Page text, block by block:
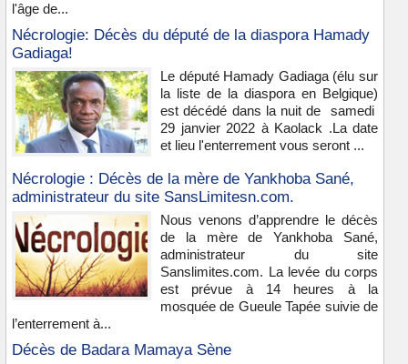
l'âge de...
Nécrologie: Décès du député de la diaspora Hamady
Gadiaga!
Le député Hamady Gadiaga (élu sur
la liste de la diaspora en Belgique)
est décédé dans la nuit de samedi
29 janvier 2022 à Kaolack .La date
et lieu l'enterrement vous seront ...
Nécrologie : Décès de la mère de Yankhoba Sané,
administrateur du site SansLimitesn.com.
Nous venons d’apprendre le décès
de la mère de Yankhoba Sané,
administrateur du site
Sanslimites.com. La levée du corps
est prévue à 14 heures à la
mosquée de Gueule Tapée suivie de
l’enterrement à...
Décès de Badara Mamaya Sène